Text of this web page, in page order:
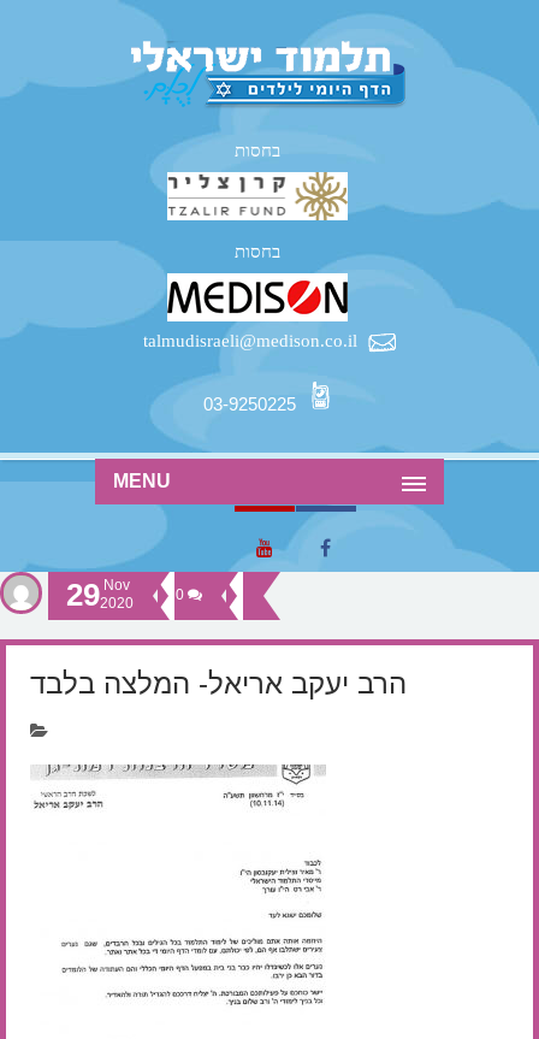
בחסות
בחסות
talmudisraeli@medison.co.il
03-9250225
MENU
29 Nov
2020
0
הרב יעקב אריאל- המלצה בלבד